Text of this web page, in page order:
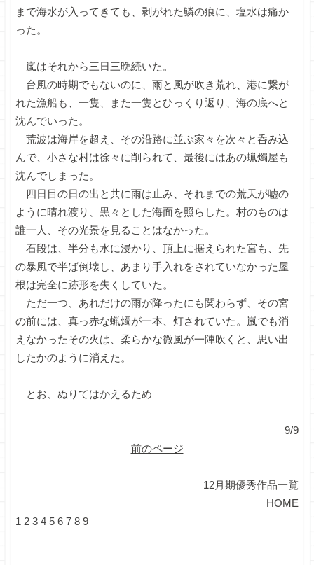
まで海水が入ってきても、剥がれた鱗の痕に、塩水は痛か
った。
嵐はそれから三日三晩続いた。
台風の時期でもないのに、雨と風が吹き荒れ、港に繋が
れた漁船も、一隻、また一隻とひっくり返り、海の底へと
沈んでいった。
荒波は海岸を超え、その沿路に並ぶ家々を次々と呑み込
んで、小さな村は徐々に削られて、最後にはあの蝋燭屋も
沈んでしまった。
四日目の日の出と共に雨は止み、それまでの荒天が嘘の
ように晴れ渡り、黒々とした海面を照らした。村のものは
誰一人、その光景を見ることはなかった。
石段は、半分も水に浸かり、頂上に据えられた宮も、先
の暴風で半ば倒壊し、あまり手入れをされていなかった屋
根は完全に跡形を失くしていた。
ただ一つ、あれだけの雨が降ったにも関わらず、その宮
の前には、真っ赤な蝋燭が一本、灯されていた。嵐でも消
えなかったその火は、柔らかな微風が一陣吹くと、思い出
したかのように消えた。
とお、ぬりてはかえるため
9/9
前のページ
12月期優秀作品一覧
HOME
1 2 3 4 5 6 7 8 9